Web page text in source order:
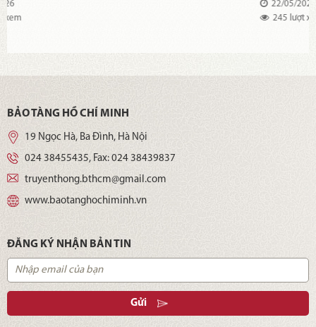
BẢO TÀNG HỒ CHÍ MINH
19 Ngọc Hà, Ba Đình, Hà Nội
024 38455435, Fax: 024 38439837
truyenthong.bthcm@gmail.com
www.baotanghochiminh.vn
ĐĂNG KÝ NHẬN BẢN TIN
Gửi